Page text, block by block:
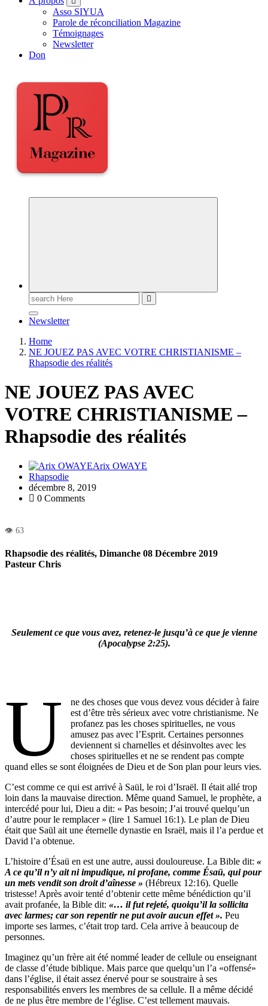
Asso SIYUA
Parole de réconciliation Magazine
Témoignages
Newsletter
Don
Newsletter
Home
NE JOUEZ PAS AVEC VOTRE CHRISTIANISME –
Rhapsodie des réalités
NE JOUEZ PAS AVEC
VOTRE CHRISTIANISME –
Rhapsodie des réalités
Arix OWAYE
Rhapsodie
décembre 8, 2019
0 Comments
Rhapsodie des réalités, Dimanche 08 Décembre 2019
Pasteur Chris
Seulement ce que vous avez, retenez-le jusqu’à ce que je vienne
(Apocalypse 2:25).
U
ne des choses que vous devez vous décider à faire
est d’être très sérieux avec votre christianisme. Ne
profanez pas les choses spirituelles, ne vous
amusez pas avec l’Esprit. Certaines personnes
deviennent si charnelles et désinvoltes avec les
choses spirituelles et ne se rendent pas compte
quand elles se sont éloignées de Dieu et de Son plan pour leurs vies.
C’est comme ce qui est arrivé à Saül, le roi d’Israël. Il était allé trop
loin dans la mauvaise direction. Même quand Samuel, le prophète, a
intercédé pour lui, Dieu a dit: « Pas besoin; J’ai trouvé quelqu’un
d’autre pour le remplacer » (lire 1 Samuel 16:1). Le plan de Dieu
était que Saül ait une éternelle dynastie en Israël, mais il l’a perdue et
David l’a obtenue.
L’histoire d’Ésaü en est une autre, aussi douloureuse. La Bible dit: «
A ce qu’il n’y ait ni impudique, ni profane, comme Ésaü, qui pour
un mets vendit son droit d’aînesse » (Hébreux 12:16). Quelle
tristesse! Après avoir tenté d’obtenir cette même bénédiction qu’il
avait profanée, la Bible dit: «… il fut rejeté, quoiqu’il la sollicita
avec larmes; car son repentir ne put avoir aucun effet ». Peu
importe ses larmes, c’était trop tard. Cela arrive à beaucoup de
personnes.
Imaginez qu’un frère ait été nommé leader de cellule ou enseignant
de classe d’étude biblique. Mais parce que quelqu’un l’a «offensé»
dans l’église, il était assez énervé pour se soustraire à ses
responsabilités envers les membres de sa cellule. Il a même décidé
de ne plus être membre de l’église. C’est tellement mauvais.